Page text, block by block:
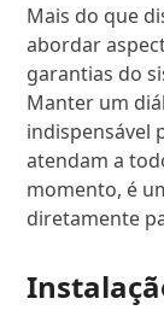
Mais do que
abordar
garantias do
Manter um
indispensável
atendam a
momento, é
diretamente